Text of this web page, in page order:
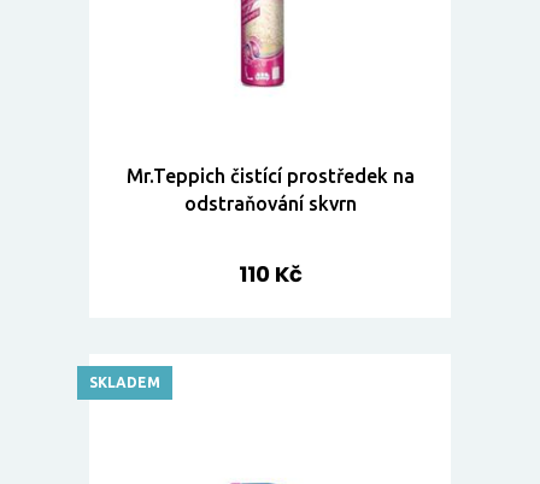
Mr.Teppich čistící prostředek na
odstraňování skvrn
110 Kč
SKLADEM